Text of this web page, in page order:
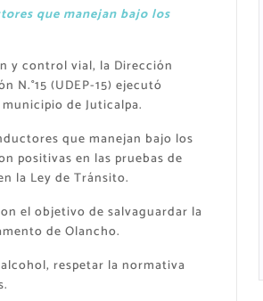
que manejan bajo los
y control vial, la Dirección
N.°15 (UDEP-15) ejecutó
de Juticalpa.
que manejan bajo los
positivas en las pruebas de
la Ley de Tránsito.
el objetivo de salvaguardar la
de Olancho.
respetar la normativa